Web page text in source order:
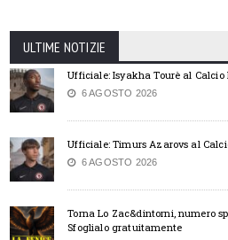
ULTIME NOTIZIE
Ufficiale: Isyakha Tourè al Calcio
6 AGOSTO 2026
Ufficiale: Timurs Azarovs al
6 AGOSTO 2026
Torna Lo Zac&dintorni, numero
Sfoglialo gratuitamente